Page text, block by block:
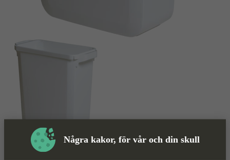
Några kakor, för vår och din skull
Skyddsutrustning